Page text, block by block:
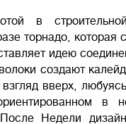
в
торнадо,
идею
создают
вверх,
Недели